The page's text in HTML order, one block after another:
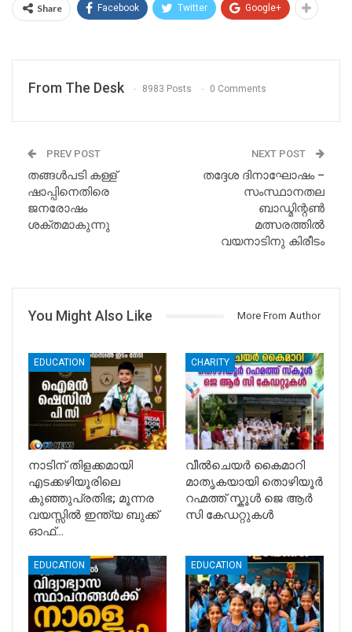
Share Facebook Twitter Google+
From The Desk 8983 Posts 0 Comments
PREV POST
തങ്ങൾപടി കള്ള്
ഷാപ്പിനെതിരെ
ജനരോഷം
ശക്തമാകുന്നു
NEXT POST
തദ്ദേശ ദിനാഘോഷം –
സംസ്ഥാനതല
ബാഡ്മിന്റൺ
മത്സരത്തിൽ
വയനാടിനു കിരീടം
You Might Also Like More From Author
EDUCATION
നാടിന് തിളക്കമായി
എടക്കഴിയൂരിലെ
കുഞ്ഞുപ്രതിഭ; മൂന്നര
വയസ്സിൽ ഇന്ത്യ ബുക്ക്
ഓഫ്…
CHARITY
വീൽചെയർ കൈമാറി
മാതൃകയായി തൊഴിയൂർ
റഹ്മത്ത് സ്കൂൾ ജെ ആർ
സി കേഡറ്റുകൾ
EDUCATION EDUCATION